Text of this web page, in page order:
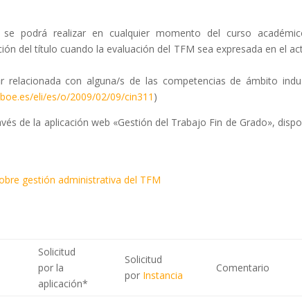
podrá realizar en cualquier momento del curso
del título cuando la evaluación del TFM sea expresada en el
con alguna/s de las competencias de ámbito
eli/es/o/2009/02/09/cin311 )
de la aplicación web «Gestión del Trabajo Fin de Grado»,
gestión administrativa del TFM
Solicitud
por la
aplicación*
Solicitud
por Instancia
Comentario